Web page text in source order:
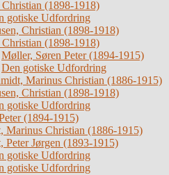
Christian (1898-1918)
gotiske Udfordring
Christian (1898-1918)
Christian (1898-1918)
Møller, Søren Peter (1894-1915)
Den gotiske Udfordring
Marinus Christian (1886-1915)
Christian (1898-1918)
gotiske Udfordring
(1894-1915)
Marinus Christian (1886-1915)
Peter Jørgen (1893-1915)
gotiske Udfordring
gotiske Udfordring